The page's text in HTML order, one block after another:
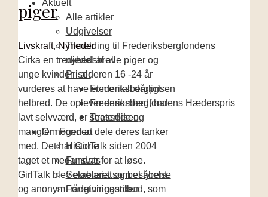
Aktuelt
Alle artikler
Udgivelser
Tilmelding til Frederiksbergfondens
nyhedsbrev
Priser
Frederiksbergprisen
Frederiksbergfondens Hæderspris
Teaterflisen
Om Fonden
Historie
Fundats
Sekretariat og bestyrelse
Forretningsorden
piger
Livskraft,Nyheder
Cirka en tredjedel af alle piger og
unge kvinder i alderen 16 -24 år
vurderes at have et mentalt dårligt
helbred. De oplever ensomhed, har
lavt selvværd, er stressede og
mangler nogen at dele deres tanker
med. Det har GirlTalk siden 2004
taget et medansvar for at løse.
GirlTalk blev etableret som et åbent
og anonymt rådgivningstilbud, som